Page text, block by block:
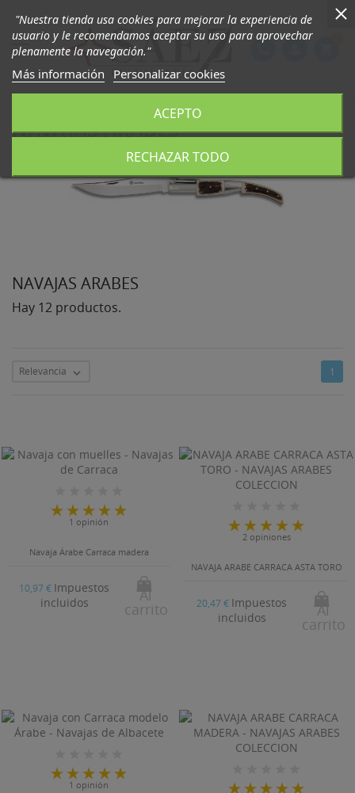

NAVAJAS ARABES
NAVAJAS ARABES
Hay 12 productos.
Relevancia  1
1 opinión
Navaja Árabe Carraca madera
10,97 € Impuestos
incluidos
Al
carrito
2 opiniones
NAVAJA ARABE CARRACA ASTA TORO
20,47 € Impuestos
incluidos
Al
carrito
1 opinión
"Nuestra tienda usa cookies para mejorar la experiencia de
usuario y le recomendamos aceptar su uso para aprovechar
plenamente la navegación."
Más información Personalizar cookies
RECHAZAR TODO
ACEPTO